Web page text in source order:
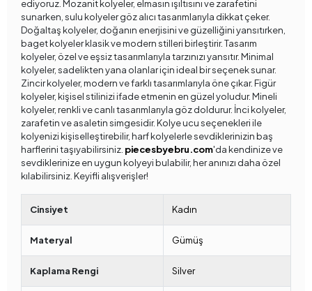
ediyoruz. Mozanit kolyeler, elmasın ışıltısını ve zarafetini
sunarken, sulu kolyeler göz alıcı tasarımlarıyla dikkat çeker.
Doğaltaş kolyeler, doğanın enerjisini ve güzelliğini yansıtırken,
baget kolyeler klasik ve modern stilleri birleştirir. Tasarım
kolyeler, özel ve eşsiz tasarımlarıyla tarzınızı yansıtır. Minimal
kolyeler, sadelikten yana olanlar için ideal bir seçenek sunar.
Zincir kolyeler, modern ve farklı tasarımlarıyla öne çıkar. Figür
kolyeler, kişisel stilinizi ifade etmenin en güzel yoludur. Mineli
kolyeler, renkli ve canlı tasarımlarıyla göz doldurur. İnci kolyeler,
zarafetin ve asaletin simgesidir. Kolye ucu seçenekleri ile
kolyenizi kişiselleştirebilir, harf kolyelerle sevdiklerinizin baş
harflerini taşıyabilirsiniz. piecesbyebru.com'da kendinize ve
sevdiklerinize en uygun kolyeyi bulabilir, her anınızı daha özel
kılabilirsiniz. Keyifli alışverişler!
Cinsiyet Kadın
Materyal Gümüş
Kaplama Rengi Silver